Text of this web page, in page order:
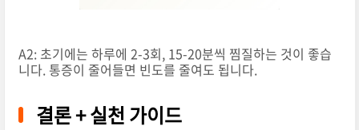
A2: 초기에는 하루에 2-3회, 15-20분씩 찜질하는 것이 좋습
니다. 통증이 줄어들면 빈도를 줄여도 됩니다.
결론 + 실천 가이드